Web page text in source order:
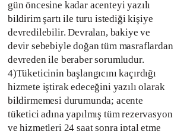
gün öncesine kadar acenteyi yazılı
bildirim şartı ile turu istediği kişiye
devredilebilir. Devralan, bakiye ve
devir sebebiyle doğan tüm masraflardan
devreden ile beraber sorumludur.
4)Tüketicinin başlangıcını kaçırdığı
hizmete iştirak edeceğini yazılı olarak
bildirmemesi durumunda; acente
tüketici adına yapılmış tüm rezervasyon
ve hizmetleri 24 saat sonra iptal etme